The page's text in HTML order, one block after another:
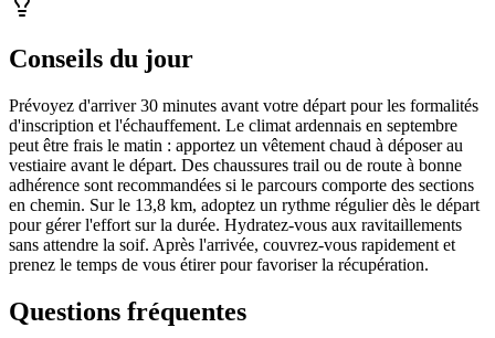
Conseils du jour
Prévoyez d'arriver 30 minutes avant votre départ pour les formalités
d'inscription et l'échauffement. Le climat ardennais en septembre
peut être frais le matin : apportez un vêtement chaud à déposer au
vestiaire avant le départ. Des chaussures trail ou de route à bonne
adhérence sont recommandées si le parcours comporte des sections
en chemin. Sur le 13,8 km, adoptez un rythme régulier dès le départ
pour gérer l'effort sur la durée. Hydratez-vous aux ravitaillements
sans attendre la soif. Après l'arrivée, couvrez-vous rapidement et
prenez le temps de vous étirer pour favoriser la récupération.
Questions fréquentes